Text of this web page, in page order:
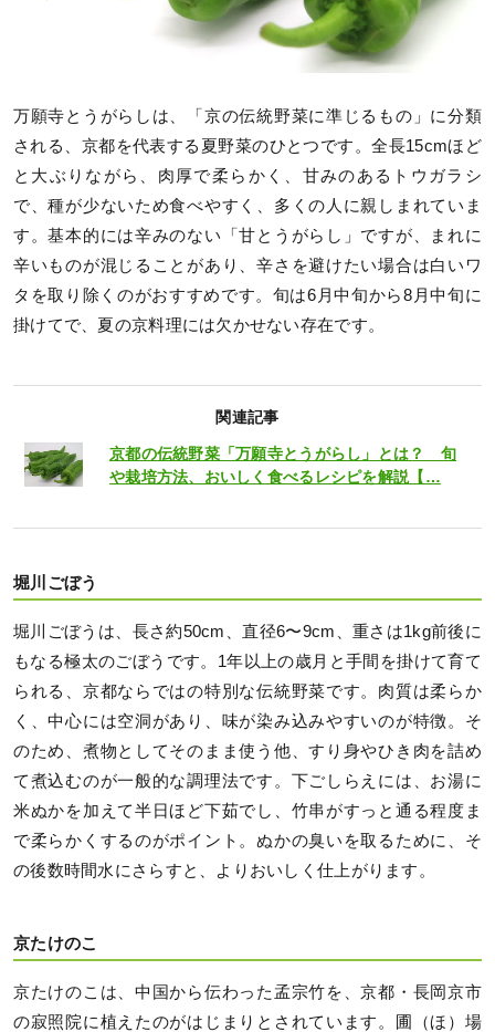
万願寺とうがらしは、「京の伝統野菜に準じるもの」に分類
される、京都を代表する夏野菜のひとつです。全長15cmほど
と大ぶりながら、肉厚で柔らかく、甘みのあるトウガラシ
で、種が少ないため食べやすく、多くの人に親しまれていま
す。基本的には辛みのない「甘とうがらし」ですが、まれに
辛いものが混じることがあり、辛さを避けたい場合は白いワ
タを取り除くのがおすすめです。旬は6月中旬から8月中旬に
掛けてで、夏の京料理には欠かせない存在です。
関連記事
京都の伝統野菜「万願寺とうがらし」とは？ 旬
や栽培方法、おいしく食べるレシピを解説【…
堀川ごぼう
堀川ごぼうは、長さ約50cm、直径6〜9cm、重さは1kg前後に
もなる極太のごぼうです。1年以上の歳月と手間を掛けて育て
られる、京都ならではの特別な伝統野菜です。肉質は柔らか
く、中心には空洞があり、味が染み込みやすいのが特徴。そ
のため、煮物としてそのまま使う他、すり身やひき肉を詰め
て煮込むのが一般的な調理法です。下ごしらえには、お湯に
米ぬかを加えて半日ほど下茹でし、竹串がすっと通る程度ま
で柔らかくするのがポイント。ぬかの臭いを取るために、そ
の後数時間水にさらすと、よりおいしく仕上がります。
京たけのこ
京たけのこは、中国から伝わった孟宗竹を、京都・長岡京市
の寂照院に植えたのがはじまりとされています。圃（ほ）場